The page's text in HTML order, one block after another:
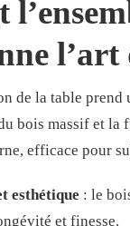
l’art
de la table
bois massif et la
efficace pour
esthétique : le
et finesse.